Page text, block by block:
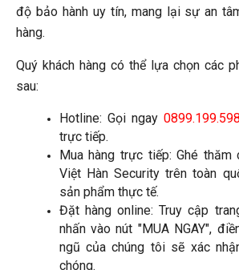
độ bảo hành uy tín, mang lại sự an
hàng.
Quý khách hàng có thể lựa chọn các
sau:
Hotline: Gọi ngay 0899.199.598
trực tiếp.
Mua hàng trực tiếp: Ghé thăm
Việt Hàn Security trên toàn
sản phẩm thực tế.
Đặt hàng online: Truy cập
nhấn vào nút "MUA NGAY",
ngũ của chúng tôi sẽ xác
chóng.